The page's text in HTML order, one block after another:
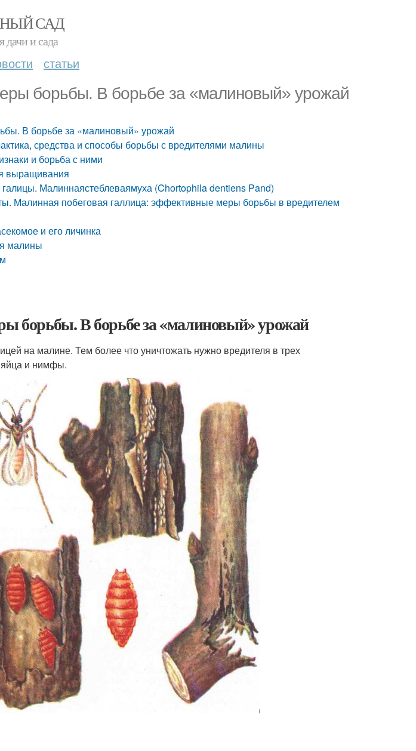
САД
дачи и сада
статьи
борьбы. В борьбе за «малиновый» урожай
В борьбе за «малиновый» урожай
средства и способы борьбы с вредителями малины
и борьба с ними
выращивания
галицы. Малиннаястеблеваямуха (Chortophila dentiens Pand)
Малинная побеговая галлица: эффективные меры борьбы в вредителем
и его личинка
малины
борьбы. В борьбе за «малиновый» урожай
на малине. Тем более что уничтожать нужно вредителя в трех
яйца и нимфы.